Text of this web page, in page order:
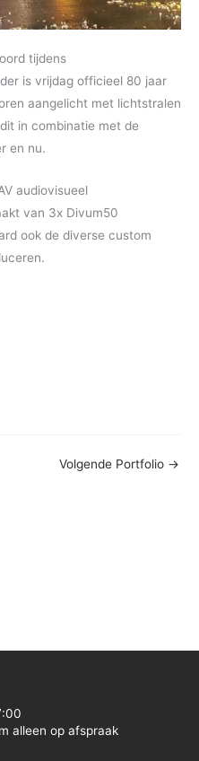
tijdens
is vrijdag officieel 80 jaar
aangelicht met lichtstralen
in combinatie met de
en nu.
audiovisueel
van 3x Divum50
ook de diverse custom
Volgende Portfolio →
alleen op afspraak